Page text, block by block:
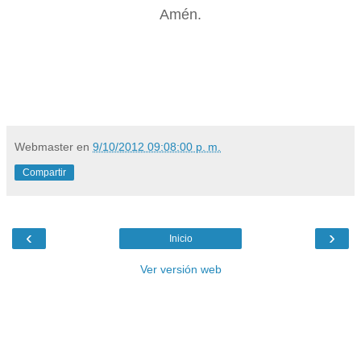
Amén.
Webmaster en 9/10/2012 09:08:00 p. m.
Compartir
‹ ›
Inicio
Ver versión web